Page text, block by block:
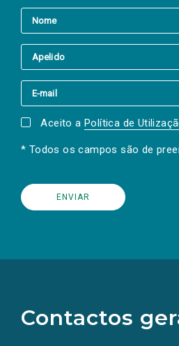
Aceito a Política de
* Todos os campos são de
Contactos
redes
sociais